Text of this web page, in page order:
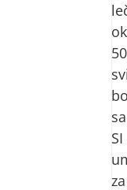
sa
SI
za